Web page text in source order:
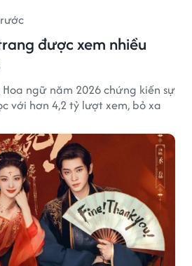
được xem nhiều
ngữ năm 2026 chứng kiến sự
với hơn 4,2 tỷ lượt xem, bỏ xa